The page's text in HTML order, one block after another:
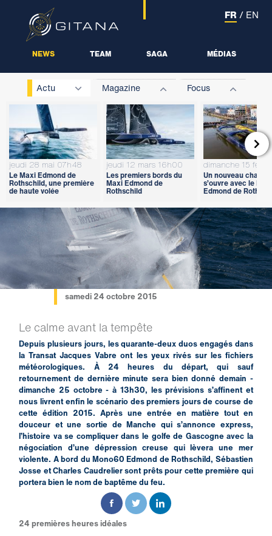
NEWS TEAM SAGA MÉDIAS
FR / EN
Actu Magazine Focus
jeudi 28 mai 07h48
Le Maxi Edmond de
Rothschild, une première
de haute volée
jeudi 12 mars 16h00
Les premiers bords du
Maxi Edmond de
Rothschild
dimanche 15
Un nouveau
s’ouvre avec le Maxi
Edmond de

samedi 24 octobre 2015
Le calme avant la tempête
Depuis plusieurs jours, les quarante-deux duos engagés dans
la Transat Jacques Vabre ont les yeux rivés sur les fichiers
météorologiques. À 24 heures du départ, qui sauf
retournement de dernière minute sera bien donné demain -
dimanche 25 octobre - à 13h30, les prévisions s’affinent et
nous livrent enfin le scénario des premiers jours de course de
cette édition 2015. Après une entrée en matière tout en
douceur et une sortie de Manche qui s’annonce express,
l’histoire va se compliquer dans le golfe de Gascogne avec la
négociation d’une dépression creuse qui lèvera une mer
violente. A bord du Mono60 Edmond de Rothschild, Sébastien
Josse et Charles Caudrelier sont prêts pour cette première qui
portera bien le nom de baptême du feu.
24 premières heures idéales